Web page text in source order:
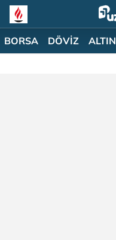
BORSA DÖVİZ ALTIN